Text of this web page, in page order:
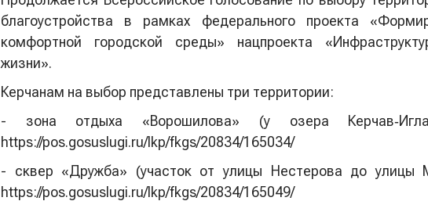
благоустройства в рамках федерального проекта
комфортной городской среды» нацпроекта
жизни».
Керчанам на выбор представлены три территории:
- зона отдыха «Ворошилова» (у озера
https://pos.gosuslugi.ru/lkp/fkgs/20834/165034/
- сквер «Дружба» (участок от улицы Нестерова до улицы
https://pos.gosuslugi.ru/lkp/fkgs/20834/165049/